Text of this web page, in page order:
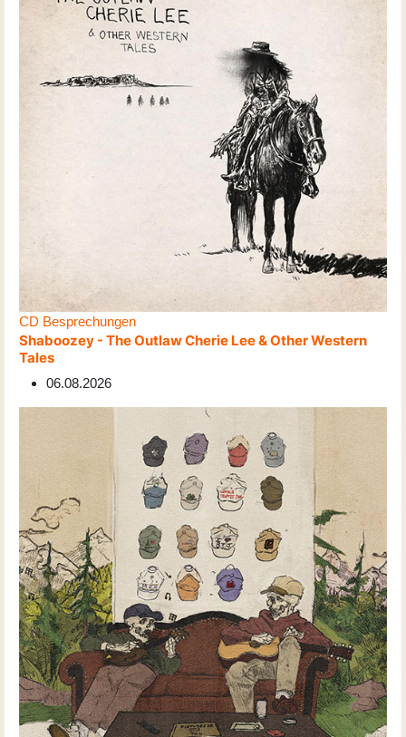
CD Besprechungen
Shaboozey - The Outlaw Cherie Lee & Other Western
Tales
06.08.2026